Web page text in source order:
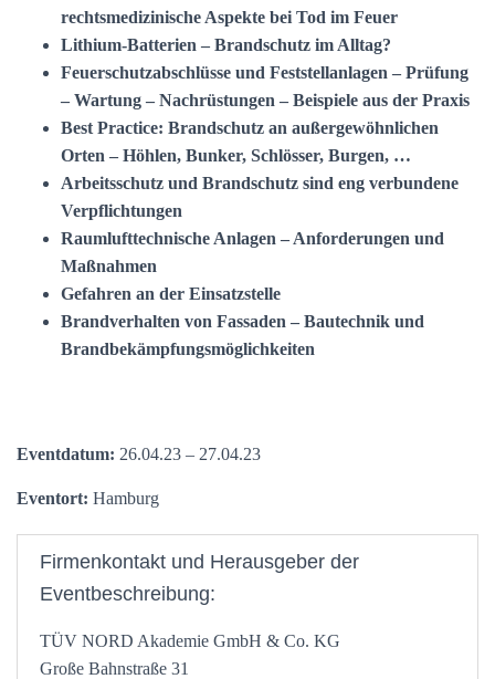
rechtsmedizinische Aspekte bei Tod im Feuer
Lithium-Batterien – Brandschutz im Alltag?
Feuerschutzabschlüsse und Feststellanlagen – Prüfung
– Wartung – Nachrüstungen – Beispiele aus der Praxis
Best Practice: Brandschutz an außergewöhnlichen
Orten – Höhlen, Bunker, Schlösser, Burgen, …
Arbeitsschutz und Brandschutz sind eng verbundene
Verpflichtungen
Raumlufttechnische Anlagen – Anforderungen und
Maßnahmen
Gefahren an der Einsatzstelle
Brandverhalten von Fassaden – Bautechnik und
Brandbekämpfungsmöglichkeiten
Eventdatum: 26.04.23 – 27.04.23
Eventort: Hamburg
Firmenkontakt und Herausgeber der
Eventbeschreibung:
TÜV NORD Akademie GmbH & Co. KG
Große Bahnstraße 31